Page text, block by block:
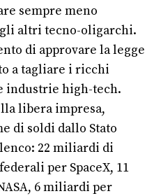
sempre meno
altri tecno-oligarchi.
di approvare la legge
a tagliare i ricchi
industrie high-tech.
libera impresa,
di soldi dallo Stato
22 miliardi di
per SpaceX, 11
6 miliardi per